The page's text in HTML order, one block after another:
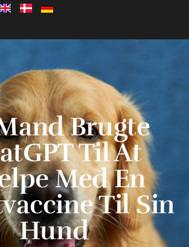
Brugte
Til At
Med En
Til Sin
Hund